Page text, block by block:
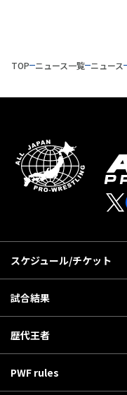
TOP ニュース一覧 ニュース
スケジュール/チケット
PWF rules
歴代王者
試合結果